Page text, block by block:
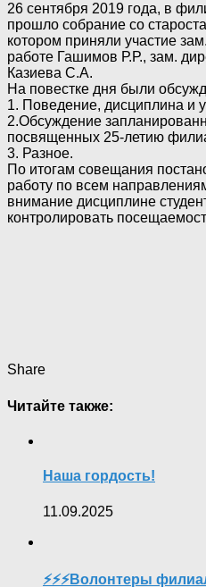
26 сентября 2019 года, в
прошло собрание со
котором приняли участие
работе Гашимов Р.Р., зам.
Казиева С.А.
На повестке дня были
1. Поведение, дисциплина и
2.Обсуждение
посвященных 25-летию
3. Разное.
По итогам совещания
работу по всем
внимание дисциплине
контролировать
Share
Читайте также:
Наша гордость!
11.09.2025
⚡️⚡️⚡️Волонтеры